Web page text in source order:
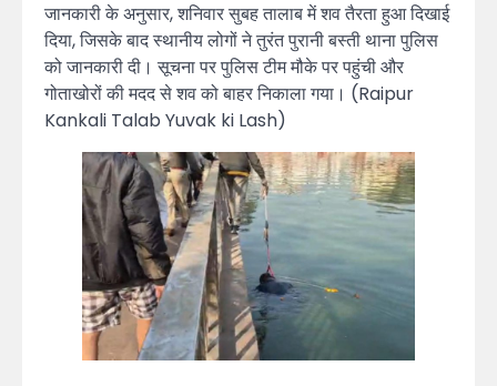
जानकारी के अनुसार, शनिवार सुबह तालाब में शव तैरता हुआ दिखाई
दिया, जिसके बाद स्थानीय लोगों ने तुरंत पुरानी बस्ती थाना पुलिस
को जानकारी दी। सूचना पर पुलिस टीम मौके पर पहुंची और
गोताखोरों की मदद से शव को बाहर निकाला गया। (Raipur
Kankali Talab Yuvak ki Lash)